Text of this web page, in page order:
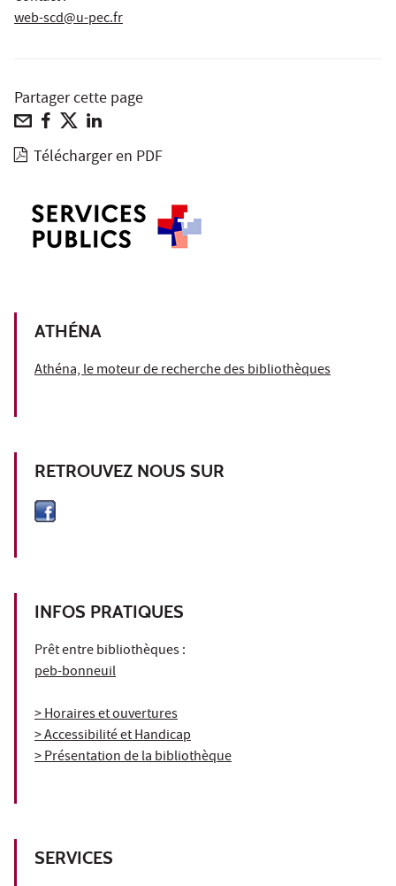
web-scd@u-pec.fr
Partager cette page
Télécharger en PDF
ATHÉNA
Athéna, le moteur de recherche des bibliothèques
RETROUVEZ NOUS SUR
INFOS PRATIQUES
Prêt entre bibliothèques :
peb-bonneuil
> Horaires et ouvertures
> Accessibilité et Handicap
> Présentation de la bibliothèque
SERVICES